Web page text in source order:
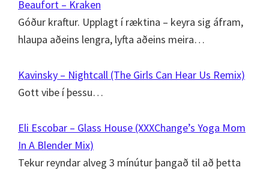
Beaufort – Kraken
Góður kraftur. Upplagt í ræktina – keyra sig áfram,
hlaupa aðeins lengra, lyfta aðeins meira…
Kavinsky – Nightcall (The Girls Can Hear Us Remix)
Gott vibe í þessu…
Eli Escobar – Glass House (XXXChange’s Yoga Mom
In A Blender Mix)
Tekur reyndar alveg 3 mínútur þangað til að þetta